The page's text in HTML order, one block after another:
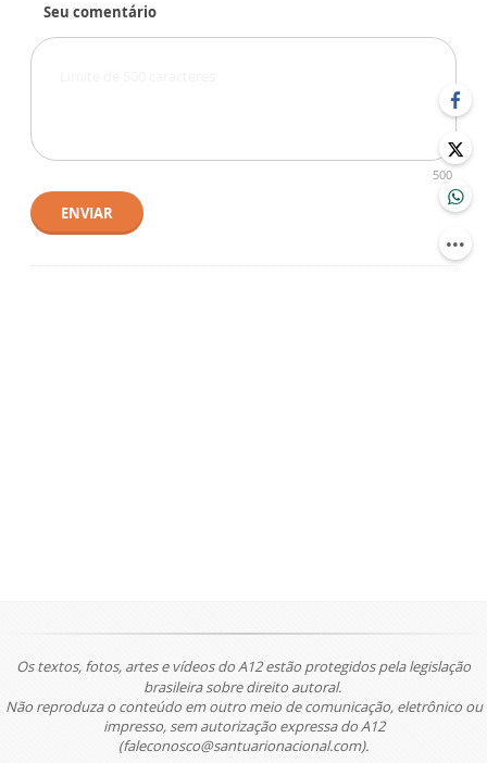
Seu comentário
500
ENVIAR
Os textos, fotos, artes e vídeos do A12 estão protegidos pela legislação
brasileira sobre direito autoral.
Não reproduza o conteúdo em outro meio de comunicação, eletrônico ou
impresso, sem autorização expressa do A12
(faleconosco@santuarionacional.com).